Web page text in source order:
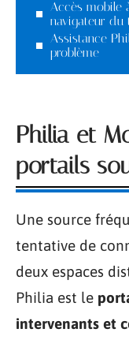
Accès mobile
navigateur du
Assistance
problème
Philia et
portails
Une source
tentative de
deux espaces
Philia est le
intervenants et